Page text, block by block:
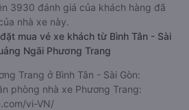
3930 đánh giá của khách hàng đã
nhà xe này.
mua vé xe khách từ Bình Tân - Sài
Ngãi Phương Trang
Trang ở Bình Tân - Sài Gòn:
phòng nhà xe Phương Trang:
vi-VN/